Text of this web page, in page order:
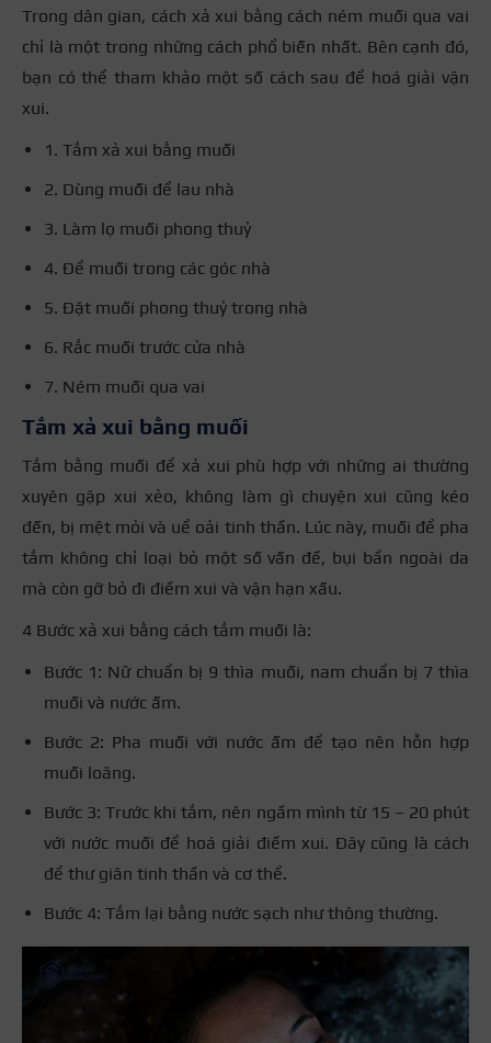
Trong dân gian, cách xả xui bằng cách ném muối qua vai
chỉ là một trong những cách phổ biến nhất. Bên cạnh đó,
bạn có thể tham khảo một số cách sau để hoá giải vận
xui.
1. Tắm xả xui bằng muối
2. Dùng muối để lau nhà
3. Làm lọ muối phong thuỷ
4. Để muối trong các góc nhà
5. Đặt muối phong thuỷ trong nhà
6. Rắc muối trước cửa nhà
7. Ném muối qua vai
Tắm xả xui bằng muối
Tắm bằng muối để xả xui phù hợp với những ai thường
xuyên gặp xui xẻo, không làm gì chuyện xui cũng kéo
đến, bị mệt mỏi và uể oải tinh thần. Lúc này, muối để pha
tắm không chỉ loại bỏ một số vấn đề, bụi bẩn ngoài da
mà còn gỡ bỏ đi điềm xui và vận hạn xấu.
4 Bước xả xui bằng cách tắm muối là:
Bước 1: Nữ chuẩn bị 9 thìa muối, nam chuẩn bị 7 thìa
muối và nước ấm.
Bước 2: Pha muối với nước ấm để tạo nên hỗn hợp
muối loãng.
Bước 3: Trước khi tắm, nên ngầm mình từ 15 – 20 phút
với nước muối để hoá giải điềm xui. Đây cũng là cách
để thư giãn tinh thần và cơ thể.
Bước 4: Tắm lại bằng nước sạch như thông thường.